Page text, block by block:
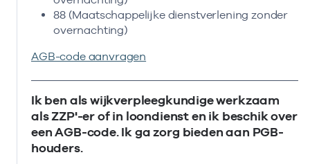
88 (Maatschappelijke dienstverlening zonder
overnachting)
AGB-code aanvragen
Ik ben als wijkverpleegkundige werkzaam
als ZZP'-er of in loondienst en ik beschik over
een AGB-code. Ik ga zorg bieden aan PGB-
houders.